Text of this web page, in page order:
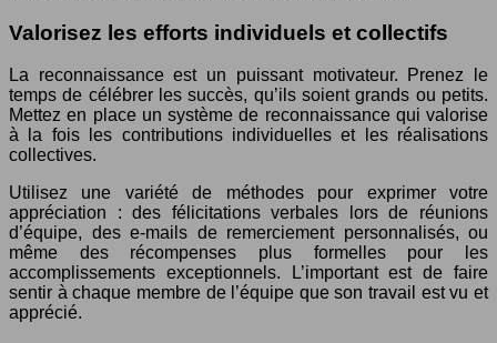
Valorisez les efforts individuels et collectifs
La reconnaissance est un puissant motivateur. Prenez le
temps de célébrer les succès, qu’ils soient grands ou petits.
Mettez en place un système de reconnaissance qui valorise
à la fois les contributions individuelles et les réalisations
collectives.
Utilisez une variété de méthodes pour exprimer votre
appréciation : des félicitations verbales lors de réunions
d’équipe, des e-mails de remerciement personnalisés, ou
même des récompenses plus formelles pour les
accomplissements exceptionnels. L’important est de faire
sentir à chaque membre de l’équipe que son travail est vu et
apprécié.